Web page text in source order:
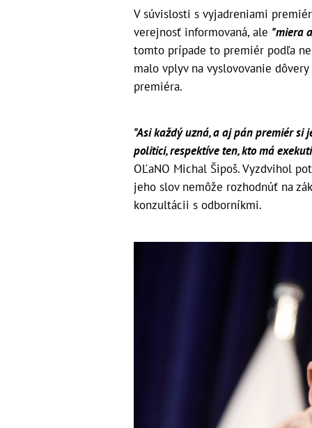
V súvislosti s vyjadreniami
verejnosť informovaná, ale "miera
tomto prípade to premiér podľa
malo vplyv na vyslovovanie
premiéra.
"Asi každý uzná, a aj pán premiér si
politici, respektíve ten, kto má
OĽaNO Michal Šipoš. Vyzdvihol
jeho slov nemôže rozhodnúť na
konzultácii s odborníkmi.